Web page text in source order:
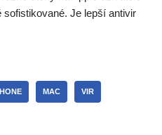
Je lepší antivir
MAC VIR